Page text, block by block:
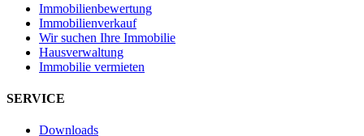
Immobilienbewertung
Immobilienverkauf
Wir suchen Ihre Immobilie
Hausverwaltung
Immobilie vermieten
SERVICE
Downloads